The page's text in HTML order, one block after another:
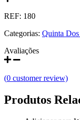
Quinta
Quinta
Quinta
REF: 180
Categorias: Quinta
Avaliações
(0 customer review)
Produtos